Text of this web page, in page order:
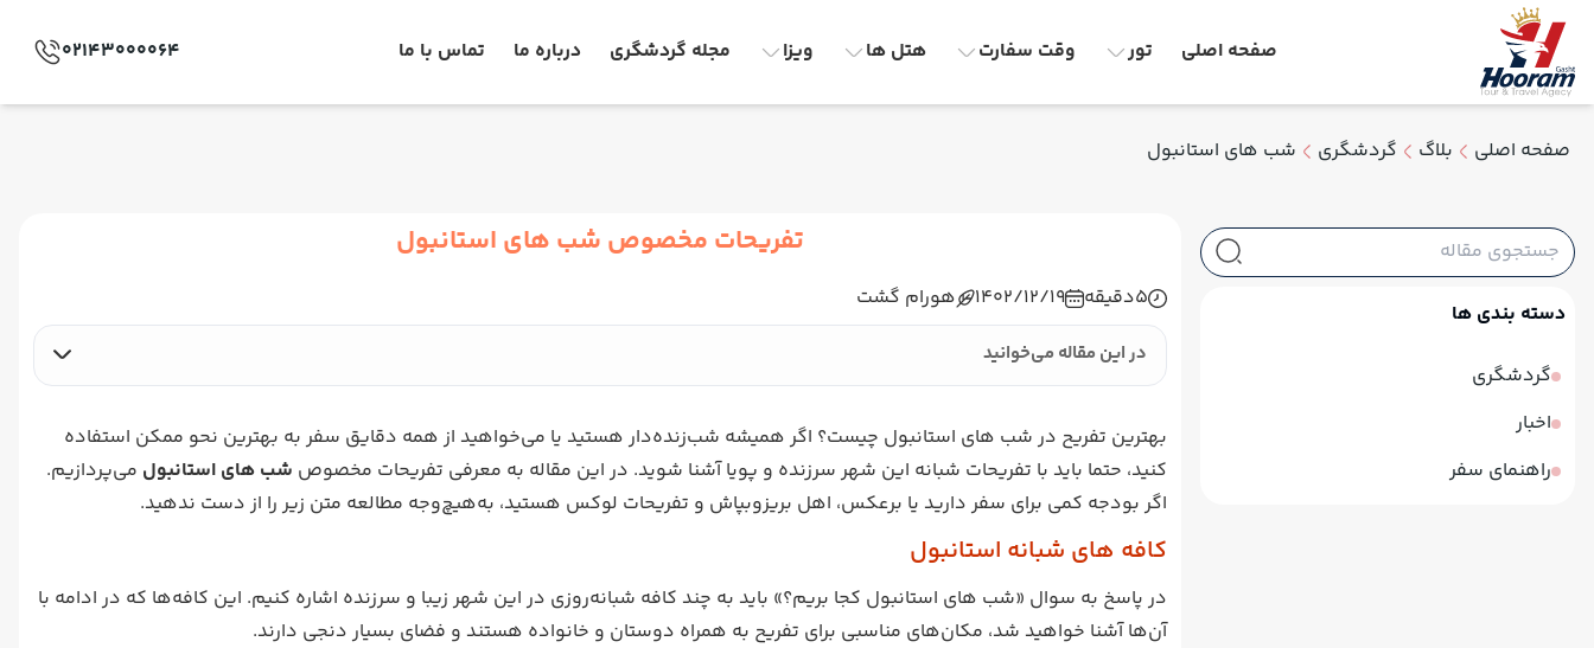
صفحه اصلی تور وقت سفارت هتل ها ویزا مجله گردشگری درباره ما تماس با ما 02143000064
صفحه اصلی بلاگ گردشگری شب های استانبول
دسته بندی ها
گردشگری
اخبار
راهنمای سفر
تفریحات مخصوص شب های استانبول
5دقیقه 1402/12/19 هورام گشت
در این مقاله می‌خوانید
بهترین تفریح در شب های استانبول چیست؟ اگر همیشه شب‌زنده‌دار هستید یا می‌خواهید از همه دقایق سفر به بهترین نحو ممکن استفاده
کنید، حتما باید با تفریحات شبانه این شهر سرزنده و پویا آشنا شوید. در این مقاله به معرفی تفریحات مخصوص شب های استانبول می‌پردازیم.
اگر بودجه کمی برای سفر دارید یا برعکس، اهل بریزوبپاش و تفریحات لوکس هستید، به‌هیچ‌وجه مطالعه متن زیر را از دست ندهید.
کافه های شبانه استانبول
در پاسخ به سوال «شب های استانبول کجا بریم؟» باید به چند کافه شبانه‌روزی در این شهر زیبا و سرزنده اشاره کنیم. این کافه‌ها که در ادامه با
آن‌ها آشنا خواهید شد، مکان‌های مناسبی برای تفریح به همراه دوستان و خانواده هستند و فضای بسیار دنجی دارند.